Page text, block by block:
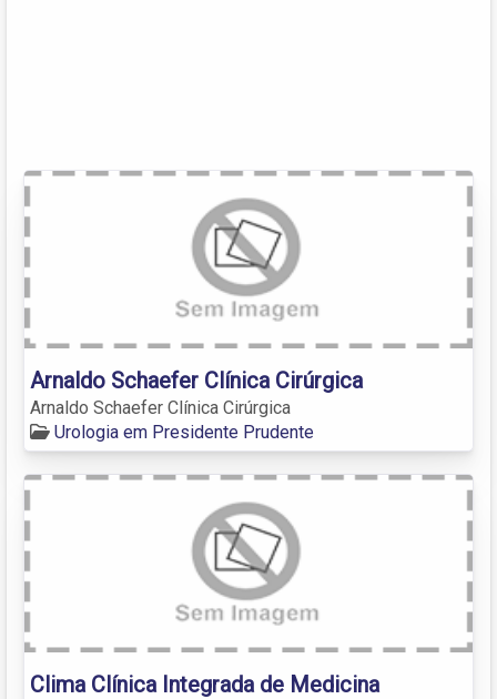
Arnaldo Schaefer Clínica Cirúrgica
Arnaldo Schaefer Clínica Cirúrgica
Urologia em Presidente Prudente
Clima Clínica Integrada de Medicina